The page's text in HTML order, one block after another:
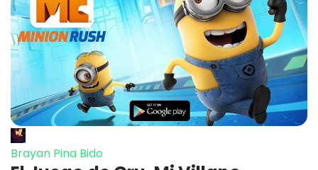
Brayan Pina Bido